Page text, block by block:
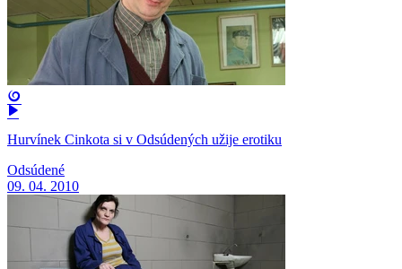
Hurvínek Cinkota si v Odsúdených užije erotiku
Odsúdené
09. 04. 2010